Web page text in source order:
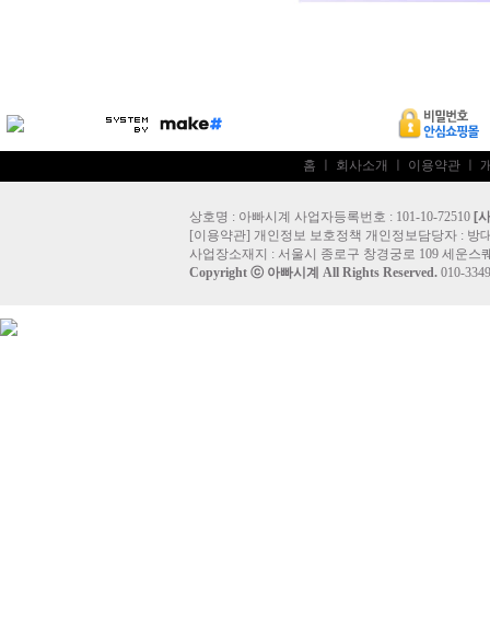
홈 회사소개 이용약관
상호명 : 아빠시계 사업자등록번호 : 101-10-72510 [
[이용약관] 개인정보 보호정책 개인정보담당자 : 방
사업장소재지 : 서울시 종로구 창경궁로 109 세운스
Copyright ⓒ 아빠시계 All Rights Reserved. 010-